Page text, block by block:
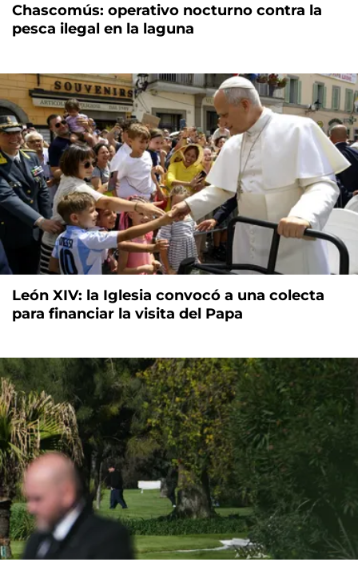
Chascomús: operativo nocturno contra la
pesca ilegal en la laguna
León XIV: la Iglesia convocó a una colecta
para financiar la visita del Papa